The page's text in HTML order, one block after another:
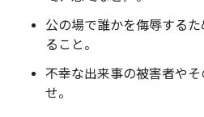
公の場で誰かを侮辱する
ること。
不幸な出来事の被害者や
せ。